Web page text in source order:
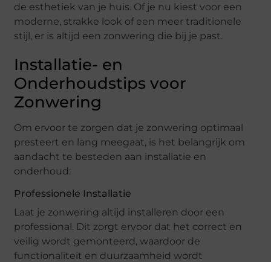
de esthetiek van je huis. Of je nu kiest voor een
moderne, strakke look of een meer traditionele
stijl, er is altijd een zonwering die bij je past.
Installatie- en
Onderhoudstips voor
Zonwering
Om ervoor te zorgen dat je zonwering optimaal
presteert en lang meegaat, is het belangrijk om
aandacht te besteden aan installatie en
onderhoud:
Professionele Installatie
Laat je zonwering altijd installeren door een
professional. Dit zorgt ervoor dat het correct en
veilig wordt gemonteerd, waardoor de
functionaliteit en duurzaamheid wordt